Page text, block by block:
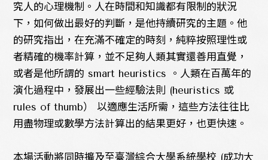
究人的心理機制。人在時間和知識都有限制的狀況
下，如何做出最好的判斷，是他持續研究的主題。他
的研究指出，在充滿不確定的時刻，純粹按照理性或
者精確的機率計算，並不足夠人類其實還善用直覺，
或者是他所謂的 smart heuristics 。人類在百萬年的
演化過程中，發展出一些經驗法則 (heuristics 或
rules of thumb） 以適應生活所需，這些方法往往比
用盡物理或數學方法計算出的結果更好，也更快速。
本場活動將同時擴及至臺灣綜合大學系統學校 (成功大